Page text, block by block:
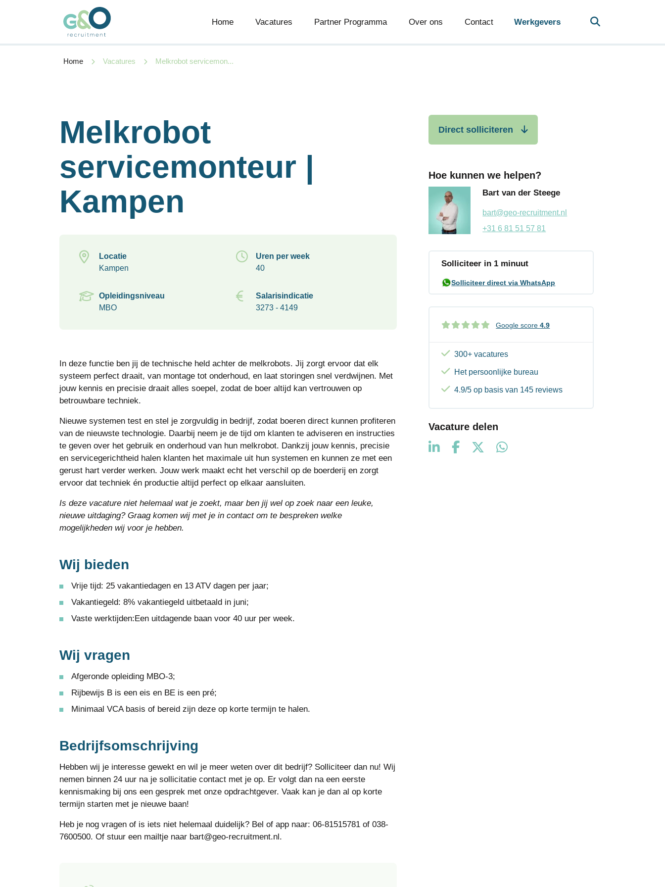
Home Vacatures Partner Programma Over ons Contact Werkgevers
Home Vacatures Melkrobot servicemon...
Melkrobot
servicemonteur |
Kampen
Locatie
Kampen
Uren per week
40
Opleidingsniveau
MBO
Salarisindicatie
3273 - 4149
In deze functie ben jij de technische held achter de melkrobots. Jij zorgt ervoor dat elk
systeem perfect draait, van montage tot onderhoud, en laat storingen snel verdwijnen. Met
jouw kennis en precisie draait alles soepel, zodat de boer altijd kan vertrouwen op
betrouwbare techniek.
Nieuwe systemen test en stel je zorgvuldig in bedrijf, zodat boeren direct kunnen profiteren
van de nieuwste technologie. Daarbij neem je de tijd om klanten te adviseren en instructies
te geven over het gebruik en onderhoud van hun melkrobot. Dankzij jouw kennis, precisie
en servicegerichtheid halen klanten het maximale uit hun systemen en kunnen ze met een
gerust hart verder werken. Jouw werk maakt echt het verschil op de boerderij en zorgt
ervoor dat techniek én productie altijd perfect op elkaar aansluiten.
Is deze vacature niet helemaal wat je zoekt, maar ben jij wel op zoek naar een leuke,
nieuwe uitdaging? Graag komen wij met je in contact om te bespreken welke
mogelijkheden wij voor je hebben.
Wij bieden
Vrije tijd: 25 vakantiedagen en 13 ATV dagen per jaar;
Vakantiegeld: 8% vakantiegeld uitbetaald in juni;
Vaste werktijden:Een uitdagende baan voor 40 uur per week.
Wij vragen
Afgeronde opleiding MBO-3;
Rijbewijs B is een eis en BE is een pré;
Minimaal VCA basis of bereid zijn deze op korte termijn te halen.
Bedrijfsomschrijving
Hebben wij je interesse gewekt en wil je meer weten over dit bedrijf? Solliciteer dan nu! Wij
nemen binnen 24 uur na je sollicitatie contact met je op. Er volgt dan na een eerste
kennismaking bij ons een gesprek met onze opdrachtgever. Vaak kan je dan al op korte
termijn starten met je nieuwe baan!
Heb je nog vragen of is iets niet helemaal duidelijk? Bel of app naar: 06-81515781 of 038-
7600500. Of stuur een mailtje naar bart@geo-recruitment.nl.
Direct solliciteren
Hoe kunnen we helpen?
Bart van der Steege
bart@geo-recruitment.nl
+31 6 81 51 57 81
Solliciteer in 1 minuut
Solliciteer direct via WhatsApp
Google score4.9
300+ vacatures
Het persoonlijke bureau
4.9/5 op basis van 145 reviews
Vacature delen